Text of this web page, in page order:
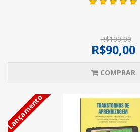
R$100,00
R$90,00
COMPRAR
Lançamento